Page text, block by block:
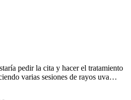
pedir la cita y hacer el tratamiento
varias sesiones de rayos uva…